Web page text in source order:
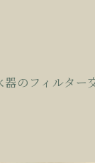
のフィルター